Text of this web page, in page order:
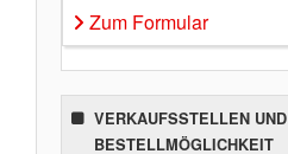
Zum Formular
VERKAUFSSTELLEN UND
BESTELLMÖGLICHKEIT